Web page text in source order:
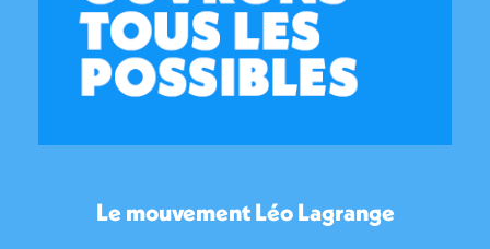
Le mouvement Léo Lagrange